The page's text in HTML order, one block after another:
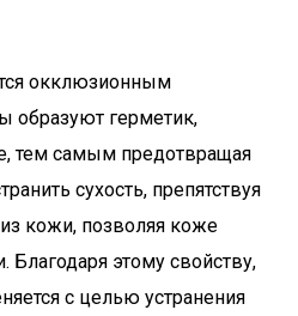
окклюзионным
образуют герметик,
тем самым предотвращая
сухость, препятствуя
кожи, позволяя коже
Благодаря этому свойству,
с целью устранения